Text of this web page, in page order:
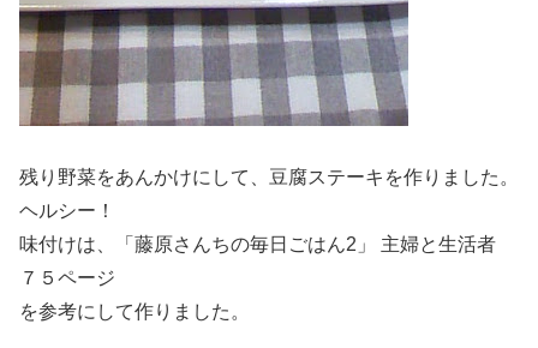
残り野菜をあんかけにして、豆腐ステーキを作りました。
ヘルシー！
味付けは、「藤原さんちの毎日ごはん2」 主婦と生活者
７５ページ
を参考にして作りました。